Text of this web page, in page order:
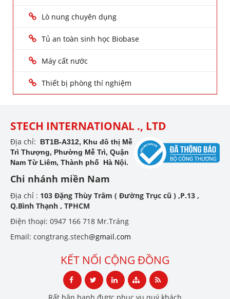
Lò nung chuyên dụng
Tủ an toàn sinh học Biobase
Máy cất nước
Thiết bị phòng thí nghiệm
STECH INTERNATIONAL ., LTD
Địa chỉ:
BT1B-A312, Khu đô thị Mễ
Trì Thượng, Phường Mễ Trì, Quận
Nam Từ Liêm, Thành phố Hà Nội.
Chi nhánh miền Nam
Địa chỉ : 103 Đặng Thùy Trâm ( Đường Trục cũ ) ,P.13 ,
Q.Bình Thạnh , TPHCM
Điện thoại: 0947 166 718 Mr.Tráng
Email: congtrang.stech@gmail.com
KẾT NỐI CỘNG ĐỒNG
Rất hân hạnh được phục vụ quý khách